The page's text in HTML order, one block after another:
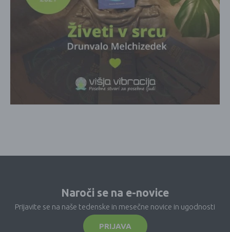
Naroči se na e-novice
Prijavite se na naše tedenske in mesečne novice in ugodnosti
PRIJAVA